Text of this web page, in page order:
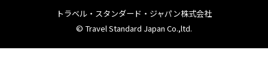
トラベル・スタンダード・ジャパン株式会社
© Travel Standard Japan Co.,ltd.